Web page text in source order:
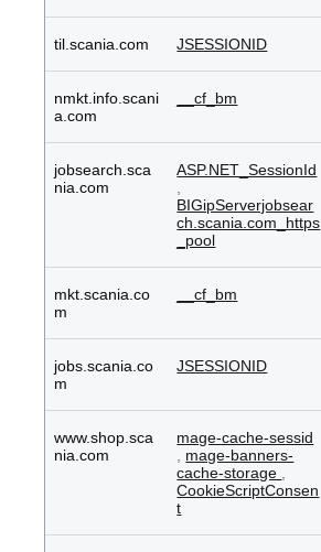
til.scania.com JSESSIONID
nmkt.info.scani
a.com
__cf_bm
jobsearch.sca
nia.com
ASP.NET_SessionId
BIGipServerjobsear
ch.scania.com_https
_pool
mkt.scania.co
m
__cf_bm
jobs.scania.co
m
JSESSIONID
www.shop.sca
nia.com
mage-cache-sessid
mage-banners-
cache-storage
CookieScriptConsen
t